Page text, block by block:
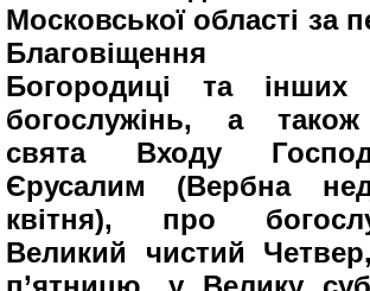
Московської області за
Благовіщення
Богородиці та інших
богослужінь, а
свята Входу
Єрусалим (Вербна
квітня), про
Великий чистий